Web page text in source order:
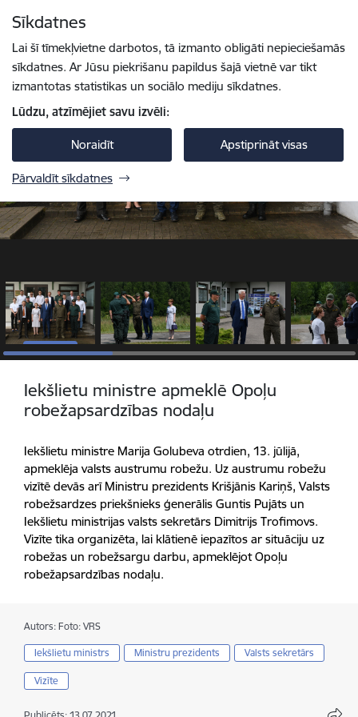
Sīkdatnes
Lai šī tīmekļvietne darbotos, tā izmanto obligāti nepieciešamās
sīkdatnes. Ar Jūsu piekrišanu papildus šajā vietnē var tikt
izmantotas statistikas un sociālo mediju sīkdatnes.
Lūdzu, atzīmējiet savu izvēli:
Noraidīt Apstiprināt visas
Pārvaldīt sīkdatnes
1 / 12
Iekšlietu ministre apmeklē Opoļu
robežapsardzības nodaļu
Iekšlietu ministre Marija Golubeva otrdien, 13. jūlijā,
apmeklēja valsts austrumu robežu. Uz austrumu robežu
vizītē devās arī Ministru prezidents Krišjānis Kariņš, Valsts
robežsardzes priekšnieks ģenerālis Guntis Pujāts un
Iekšlietu ministrijas valsts sekretārs Dimitrijs Trofimovs.
Vizīte tika organizēta, lai klātienē iepazītos ar situāciju uz
robežas un robežsargu darbu, apmeklējot Opoļu
robežapsardzības nodaļu.
Autors: Foto: VRS
Iekšlietu ministrs Ministru prezidents Valsts sekretārs
Vizīte